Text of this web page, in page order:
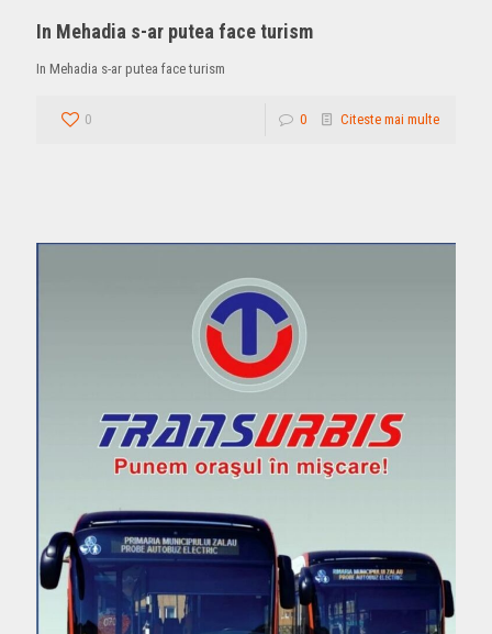
In Mehadia s-ar putea face turism
In Mehadia s-ar putea face turism
0 0 Citeste mai multe